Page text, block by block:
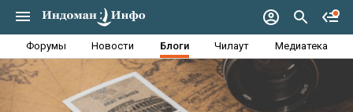
Форумы Новости Блоги Чилаут Медиатека